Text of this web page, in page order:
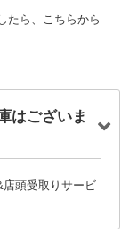
たら、こちらから
はございま
頭受取りサービ